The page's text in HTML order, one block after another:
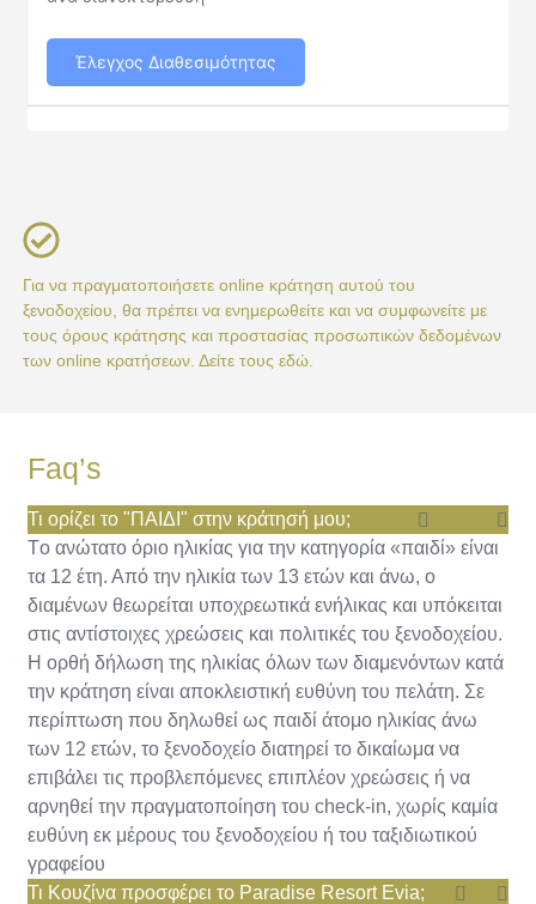
Έλεγχος Διαθεσιμότητας
Για να πραγματοποιήσετε online κράτηση αυτού του
ξενοδοχείου, θα πρέπει να ενημερωθείτε και να συμφωνείτε με
τους όρους κράτησης και προστασίας προσωπικών δεδομένων
των online κρατήσεων. Δείτε τους εδώ.
Faq’s
Τι ορίζει το "ΠΑΙΔΙ" στην κράτησή μου;
Tο ανώτατο όριο ηλικίας για την κατηγορία «παιδί» είναι
τα 12 έτη. Από την ηλικία των 13 ετών και άνω, ο
διαμένων θεωρείται υποχρεωτικά ενήλικας και υπόκειται
στις αντίστοιχες χρεώσεις και πολιτικές του ξενοδοχείου.
Η ορθή δήλωση της ηλικίας όλων των διαμενόντων κατά
την κράτηση είναι αποκλειστική ευθύνη του πελάτη. Σε
περίπτωση που δηλωθεί ως παιδί άτομο ηλικίας άνω
των 12 ετών, το ξενοδοχείο διατηρεί το δικαίωμα να
επιβάλει τις προβλεπόμενες επιπλέον χρεώσεις ή να
αρνηθεί την πραγματοποίηση του check-in, χωρίς καμία
ευθύνη εκ μέρους του ξενοδοχείου ή του ταξιδιωτικού
γραφείου
Τι Κουζίνα προσφέρει το Paradise Resort Evia;